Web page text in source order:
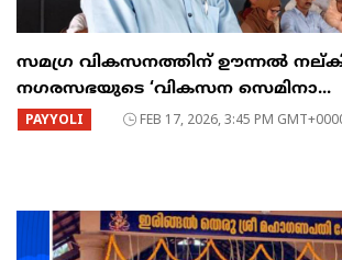
സമഗ്ര വികസനത്തിന് ഊന്നൽ നല്കി
നഗരസഭയുടെ ‘വികസന സെമിനാ...
PAYYOLI FEB 17, 2026, 3:45 PM